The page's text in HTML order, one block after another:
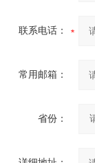
联系电话：
常用邮箱：
省份：